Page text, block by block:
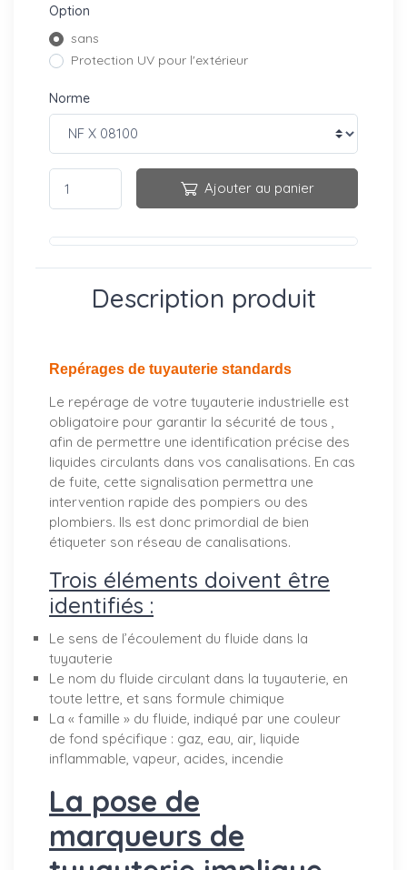
Option
sans
Protection UV pour l'extérieur
Norme
Ajouter au panier
Description produit
Repérages de tuyauterie standards
Le repérage de votre tuyauterie industrielle est
obligatoire pour garantir la sécurité de tous ,
afin de permettre une identification précise des
liquides circulants dans vos canalisations. En cas
de fuite, cette signalisation permettra une
intervention rapide des pompiers ou des
plombiers. Ils est donc primordial de bien
étiqueter son réseau de canalisations.
Trois éléments doivent être
identifiés :
Le sens de l’écoulement du fluide dans la
tuyauterie
Le nom du fluide circulant dans la tuyauterie, en
toute lettre, et sans formule chimique
La « famille » du fluide, indiqué par une couleur
de fond spécifique : gaz, eau, air, liquide
inflammable, vapeur, acides, incendie
La pose de
marqueurs de